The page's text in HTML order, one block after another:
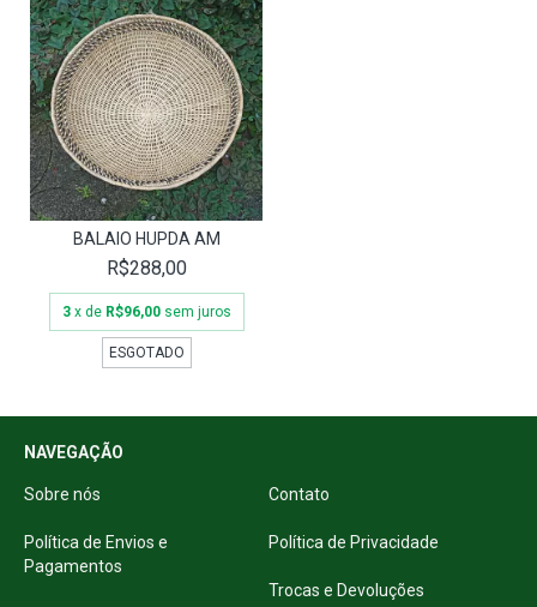
BALAIO HUPDA AM
R$288,00
3 x de R$96,00 sem juros
ESGOTADO
NAVEGAÇÃO
Sobre nós Contato
Política de Envios e
Pagamentos
Política de Privacidade
Trocas e Devoluções